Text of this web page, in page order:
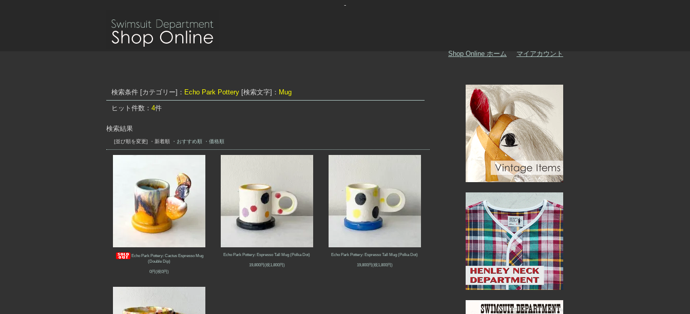
-
Shop Online ホーム マイアカウント
検索条件 [カテゴリー]： Echo Park Pottery [検索文字]： Mug
ヒット件数： 4件
検索結果
[並び順を変更] ・新着順 ・おすすめ順 ・価格順
Echo Park Pottery: Cactus Espresso Mug
(Double Dip)
0円(税0円)
Echo Park Pottery: Espresso Tall Mug (Polka Dot)
19,800円(税1,800円)
Echo Park Pottery: Espresso Tall Mug (Polka Dot)
19,800円(税1,800円)